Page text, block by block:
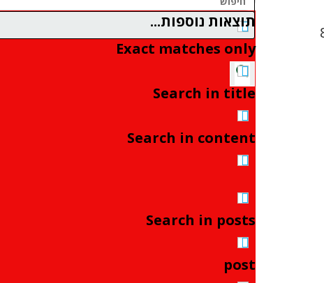
תוצאות נוספות...
Exact matches only
Search in title
Search in content
Search in posts
post